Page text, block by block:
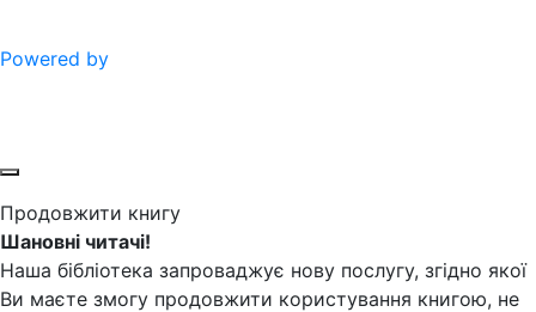
Powered by
Продовжити книгу
Шановні читачі!
Наша бібліотека запроваджує нову послугу, згідно якої
Ви маєте змогу продовжити користування книгою, не